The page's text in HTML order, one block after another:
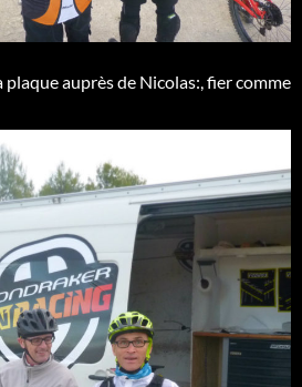
auprès de Nicolas:, fier comme